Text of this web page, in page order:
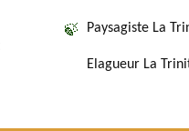
Paysagiste La
Elagueur La